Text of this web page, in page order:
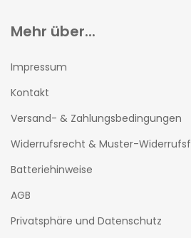
Mehr über...
Impressum
Kontakt
Versand- & Zahlungsbedingungen
Widerrufsrecht & Muster-
Batteriehinweise
AGB
Privatsphäre und Datenschutz